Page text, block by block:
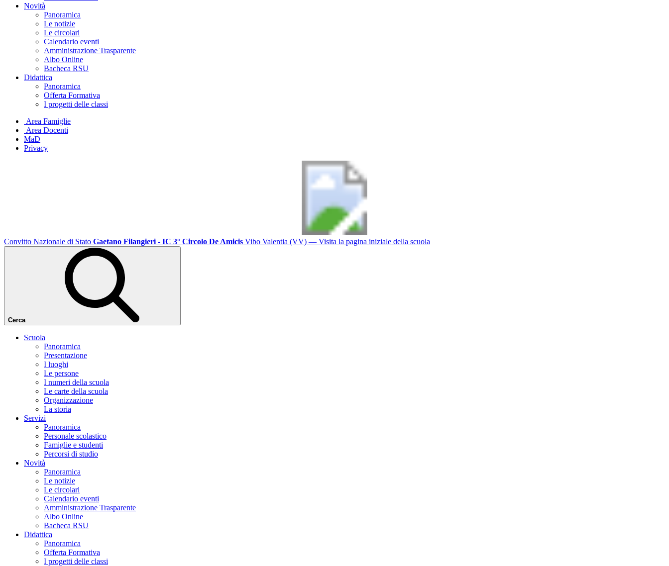
Novità
Panoramica
Le notizie
Le circolari
Calendario eventi
Amministrazione Trasparente
Albo Online
Bacheca RSU
Didattica
Panoramica
Offerta Formativa
I progetti delle classi
Area Famiglie
Area Docenti
MaD
Privacy
Convitto Nazionale di Stato Gaetano Filangieri - IC 3° Circolo De Amicis Vibo Valentia (VV) — Visita la pagina iniziale della scuola
Cerca
Scuola
Panoramica
Presentazione
I luoghi
Le persone
I numeri della scuola
Le carte della scuola
Organizzazione
La storia
Servizi
Panoramica
Personale scolastico
Famiglie e studenti
Percorsi di studio
Novità
Panoramica
Le notizie
Le circolari
Calendario eventi
Amministrazione Trasparente
Albo Online
Bacheca RSU
Didattica
Panoramica
Offerta Formativa
I progetti delle classi